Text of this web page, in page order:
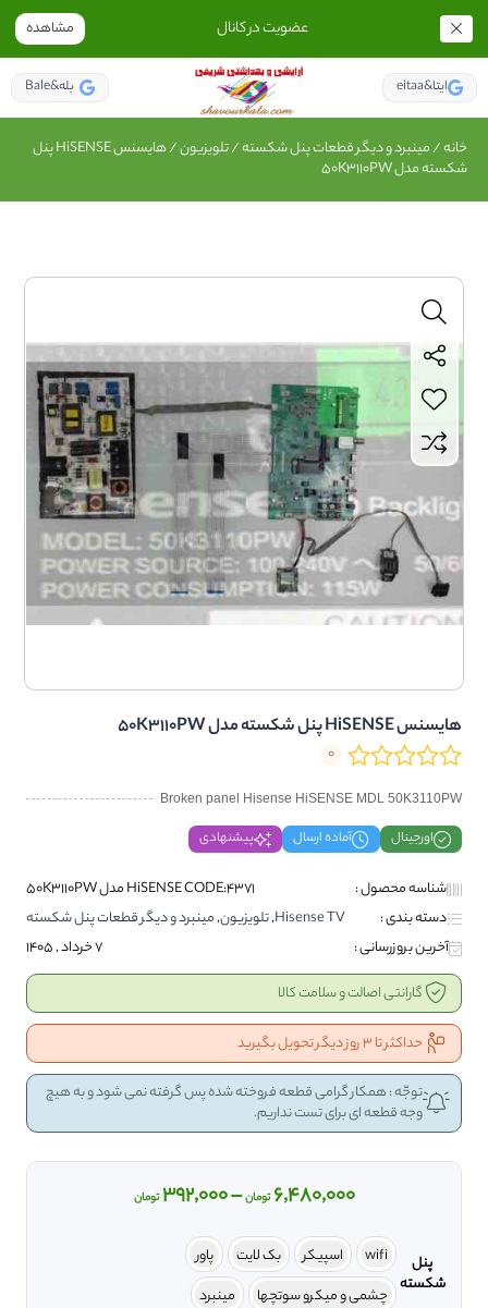
عضویت در کانال مشاهده
eitaa&ایتا Bale&بله
خانه/مینبرد و دیگر قطعات پنل شکسته/تلویزیون
/ هایسنس HiSENSE پنل
شکسته مدل 50K3110PW
هایسنس HiSENSE پنل شکسته مدل 50K3110PW
0
Broken panel Hisense HiSENSE MDL 50K3110PW
اورجینال آماده ارسال پیشنهادی
شناسه محصول :
HiSENSE CODE:4371 مدل 50K3110PW
دسته بندی :
Hisense TV
,تلویزیون,مینبرد و دیگر قطعات پنل شکسته
آخرین بروزرسانی :
7 خرداد , 1405
گارانتی اصالت و سلامت کالا
حداکثر تا 3 روز دیگر تحویل بگیرید
توجّه : همکار گرامی قطعه فروخته شده پس گرفته نمی شود و به هیچ
وجه قطعه ای برای تست نداریم.
6,480,000 تومان –
392,000 تومان
پنل
شکسته
wifi اسپیکر بک لایت
پاور
چشمی و میکرو سوتچها
مینبرد